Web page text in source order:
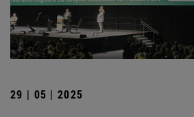
29 | 05 | 2025